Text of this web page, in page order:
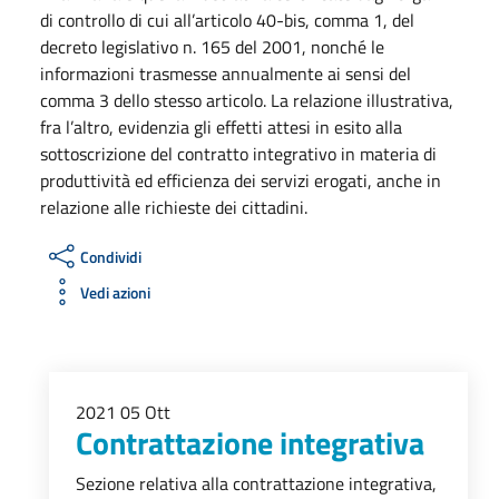
di controllo di cui all’articolo 40-bis, comma 1, del
decreto legislativo n. 165 del 2001, nonché le
informazioni trasmesse annualmente ai sensi del
comma 3 dello stesso articolo. La relazione illustrativa,
fra l’altro, evidenzia gli effetti attesi in esito alla
sottoscrizione del contratto integrativo in materia di
produttività ed efficienza dei servizi erogati, anche in
relazione alle richieste dei cittadini.
Condividi
Vedi azioni
2021 05 Ott
Contrattazione integrativa
Sezione relativa alla contrattazione integrativa,